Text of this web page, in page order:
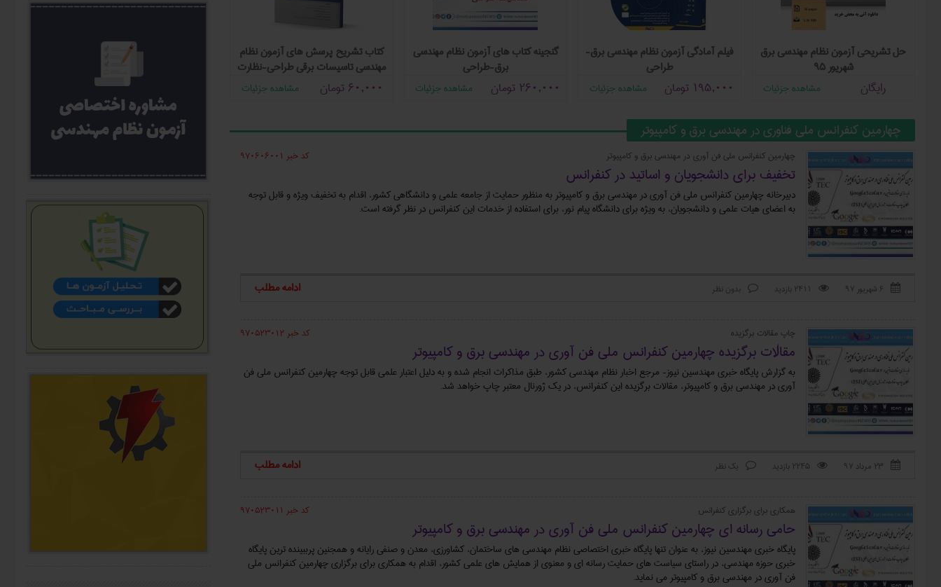
پاسخ تشریحی آزمون نظام مهندسی برق
مشاهده جزئیات
کتاب تشریح پرسش های آزمون نظام
مهندسی تاسیسات برقی طراحی-نظارت
60,000 تومان مشاهده جزئیات
گنجینه کتاب های آزمون نظام مهندسی
برق-طراحی
260,000 تومان مشاهده جزئیات
فیلم آمادگی آزمون نظام مهندسی برق-
طراحی
195,000 تومان مشاهده جزئیات
حل تشریحی آزمون نظام مهندسی برق
شهریور ۹۵
رایگان مشاهده جزئیات
چهارمین کنفرانس ملی فناوری در مهندسی برق و کامپیوتر
چهارمین کنفرانس ملی فن آوری در مهندسی برق و کامپیوتر کد خبر 970606001
تخفیف برای دانشجویان و اساتید در کنفرانس
دبیرخانه چهارمین کنفرانس ملی فن آوری در مهندسی برق و کامپیوتر به منظور حمایت از جامعه علمی و دانشگاهی کشور، اقدام به تخفیف ویژه و قابل توجه
به اعضای هیات علمی و دانشجویان، به ویژه برای دانشگاه پیام نور، برای استفاده از خدمات این کنفرانس در نظر گرفته است.
 ۶ شهریور ۹۷  2411 بازدید  بدون نظر ادامه مطلب
چاپ مقالات برگزيده کد خبر 970523012
مقالات برگزيده چهارمین کنفرانس ملی فن آوری در مهندسی برق و کامپیوتر
به گزارش پايگاه خبري مهندسين نيوز- مرجع اخبار نظام مهندسي کشور، طبق مذاکرات انجام شده و به دليل اعتبار علمي قابل توجه چهارمین کنفرانس ملی فن
آوری در مهندسی برق و کامپیوتر، مقالات برگزيده اين کنفرانس، در يک ژورنال معتبر چاپ خواهد شد.
 ۲۳ مرداد ۹۷  2245 بازدید  یک نظر ادامه مطلب
همکاري براي برگزاري کنفرانس کد خبر 970523011
حامي رسانه اي چهارمین کنفرانس ملی فن آوری در مهندسی برق و کامپیوتر
پایگاه خبری مهندسین نیوز، به عنوان تنها پایگاه خبری اختصاصی نظام مهندسی های ساختمان، کشاورزی، معدن و صنفی رایانه و همجنین پرببینده ترین پایگاه
خبری حوزه مهندسی، در راستای سیاست های حمایت رسانه ای و معنوی از همایش های علمی کشور، اقدام به همکاری برای برگزاری چهارمین کنفرانس ملی
فن آوری در مهندسی برق و کامپیوتر می نماید.